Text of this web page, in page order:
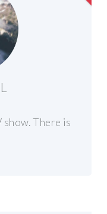
There is